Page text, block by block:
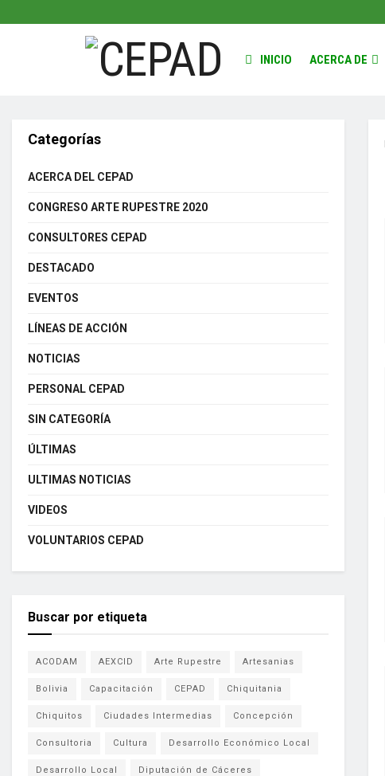
INICIO ACERCA DE
Categorías
ACERCA DEL CEPAD
CONGRESO ARTE RUPESTRE 2020
CONSULTORES CEPAD
DESTACADO
EVENTOS
LÍNEAS DE ACCIÓN
NOTICIAS
PERSONAL CEPAD
SIN CATEGORÍA
ÚLTIMAS
ULTIMAS NOTICIAS
VIDEOS
VOLUNTARIOS CEPAD
Buscar por etiqueta
ACODAM AEXCID Arte Rupestre Artesanias
Bolivia Capacitación CEPAD Chiquitania
Chiquitos Ciudades Intermedias Concepción
Consultoria Cultura Desarrollo Económico Local
Desarrollo Local Diputación de Cáceres